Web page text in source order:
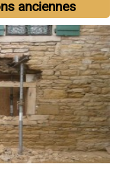
anciennes